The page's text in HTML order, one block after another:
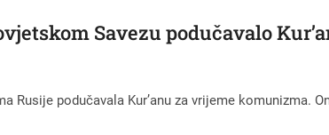
Savezu podučavalo
Rusije podučavala Kur’anu za vrijeme komunizma.